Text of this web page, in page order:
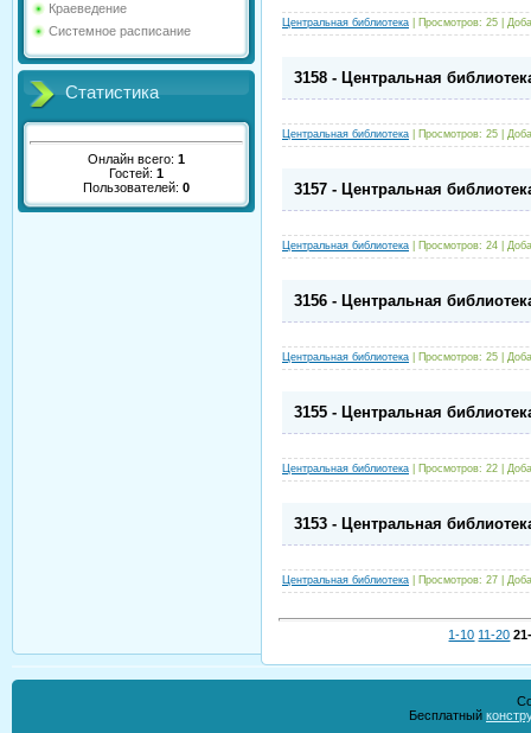
Краеведение
Системное расписание
Статистика
Онлайн всего: 1
Гостей: 1
Пользователей: 0
Центральная библиотека Просмотров: 25
3158 - Центральная
Центральная библиотека Просмотров: 25
3157 - Центральная
Центральная библиотека Просмотров: 24
3156 - Центральная
Центральная библиотека Просмотров: 25
3155 - Центральная
Центральная библиотека Просмотров: 22
3153 - Центральная
Центральная библиотека Просмотров: 27
1-10 11-20
Бесплатный